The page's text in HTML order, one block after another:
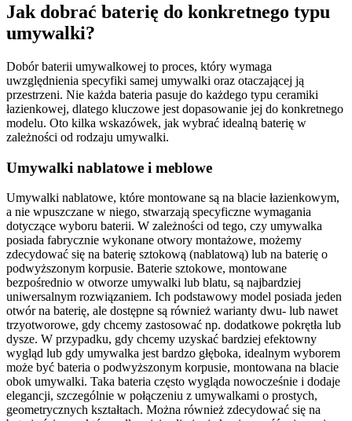
Jak dobrać baterię do konkretnego typu
umywalki?
Dobór baterii umywalkowej to proces, który wymaga
uwzględnienia specyfiki samej umywalki oraz otaczającej ją
przestrzeni. Nie każda bateria pasuje do każdego typu ceramiki
łazienkowej, dlatego kluczowe jest dopasowanie jej do konkretnego
modelu. Oto kilka wskazówek, jak wybrać idealną baterię w
zależności od rodzaju umywalki.
Umywalki nablatowe i meblowe
Umywalki nablatowe, które montowane są na blacie łazienkowym,
a nie wpuszczane w niego, stwarzają specyficzne wymagania
dotyczące wyboru baterii. W zależności od tego, czy umywalka
posiada fabrycznie wykonane otwory montażowe, możemy
zdecydować się na baterię sztokową (nablatową) lub na baterię o
podwyższonym korpusie. Baterie sztokowe, montowane
bezpośrednio w otworze umywalki lub blatu, są najbardziej
uniwersalnym rozwiązaniem. Ich podstawowy model posiada jeden
otwór na baterię, ale dostępne są również warianty dwu- lub nawet
trzyotworowe, gdy chcemy zastosować np. dodatkowe pokrętła lub
dysze. W przypadku, gdy chcemy uzyskać bardziej efektowny
wygląd lub gdy umywalka jest bardzo głęboka, idealnym wyborem
może być bateria o podwyższonym korpusie, montowana na blacie
obok umywalki. Taka bateria często wygląda nowocześnie i dodaje
elegancji, szczególnie w połączeniu z umywalkami o prostych,
geometrycznych kształtach. Można również zdecydować się na